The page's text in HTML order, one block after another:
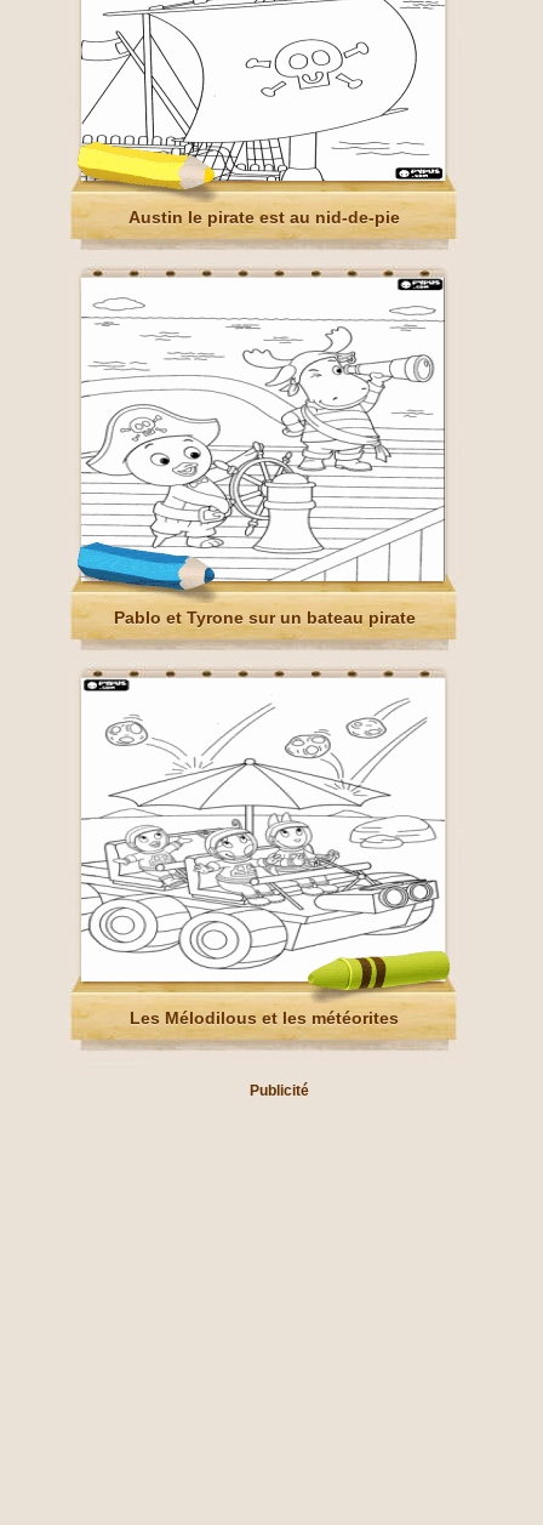
Austin le pirate est au nid-de-pie
Pablo et Tyrone sur un bateau pirate
Les Mélodilous et les météorites
Publicité